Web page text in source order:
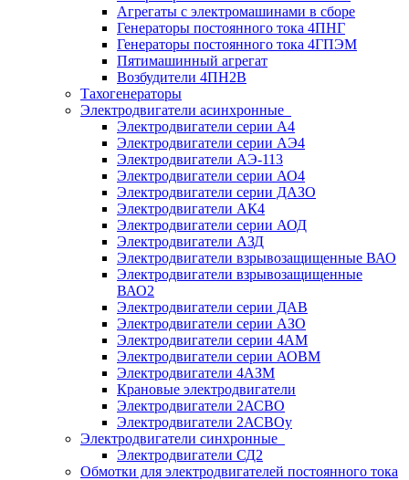
Агрегаты с электромашинами в сборе
Генераторы постоянного тока 4ПНГ
Генераторы постоянного тока 4ГПЭМ
Пятимашинный агрегат
Возбудители 4ПН2В
Тахогенераторы
Электродвигатели асинхронные
Электродвигатели серии А4
Электродвигатели серии АЭ4
Электродвигатели АЭ-113
Электродвигатели серии АО4
Электродвигатели серии ДАЗО
Электродвигатели АК4
Электродвигатели серии АОД
Электродвигатели АЗД
Электродвигатели взрывозащищенные ВАО
Электродвигатели взрывозащищенные
ВАО2
Электродвигатели серии ДАВ
Электродвигатели серии АЗО
Электродвигатели серии 4АМ
Электродвигатели серии АОВМ
Электродвигатели 4АЗМ
Крановые электродвигатели
Электродвигатели 2АСВО
Электродвигатели 2АСВОу
Электродвигатели синхронные
Электродвигатели СД2
Обмотки для электродвигателей постоянного тока